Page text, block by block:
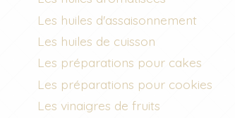
Les huiles d'assaisonnement
Les huiles de cuisson
Les préparations pour cakes
Les préparations pour cookies
Les vinaigres de fruits